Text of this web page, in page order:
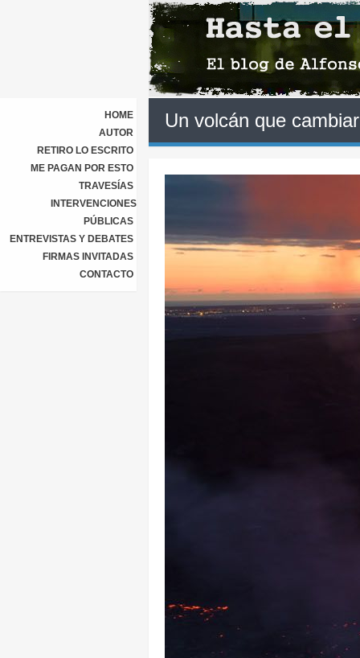
HOME
AUTOR
RETIRO LO ESCRITO
ME PAGAN POR ESTO
TRAVESÍAS
INTERVENCIONES
PÚBLICAS
ENTREVISTAS Y DEBATES
FIRMAS INVITADAS
CONTACTO
Un volcán que